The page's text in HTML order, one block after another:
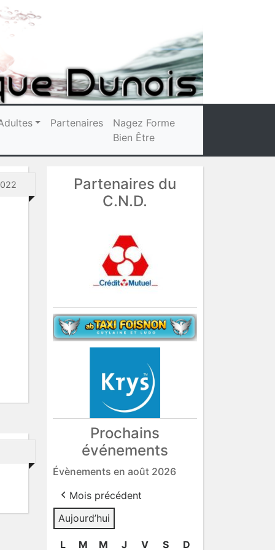
Partenaires
Nagez Forme
Bien Être
Partenaires du
C.N.D.
Prochains
événements
Évènements en août 2026
Mois précédent
Aujourd’hui
L lundi
M mardi
M mercredi
J jeudi
V vendredi
S samedi
D